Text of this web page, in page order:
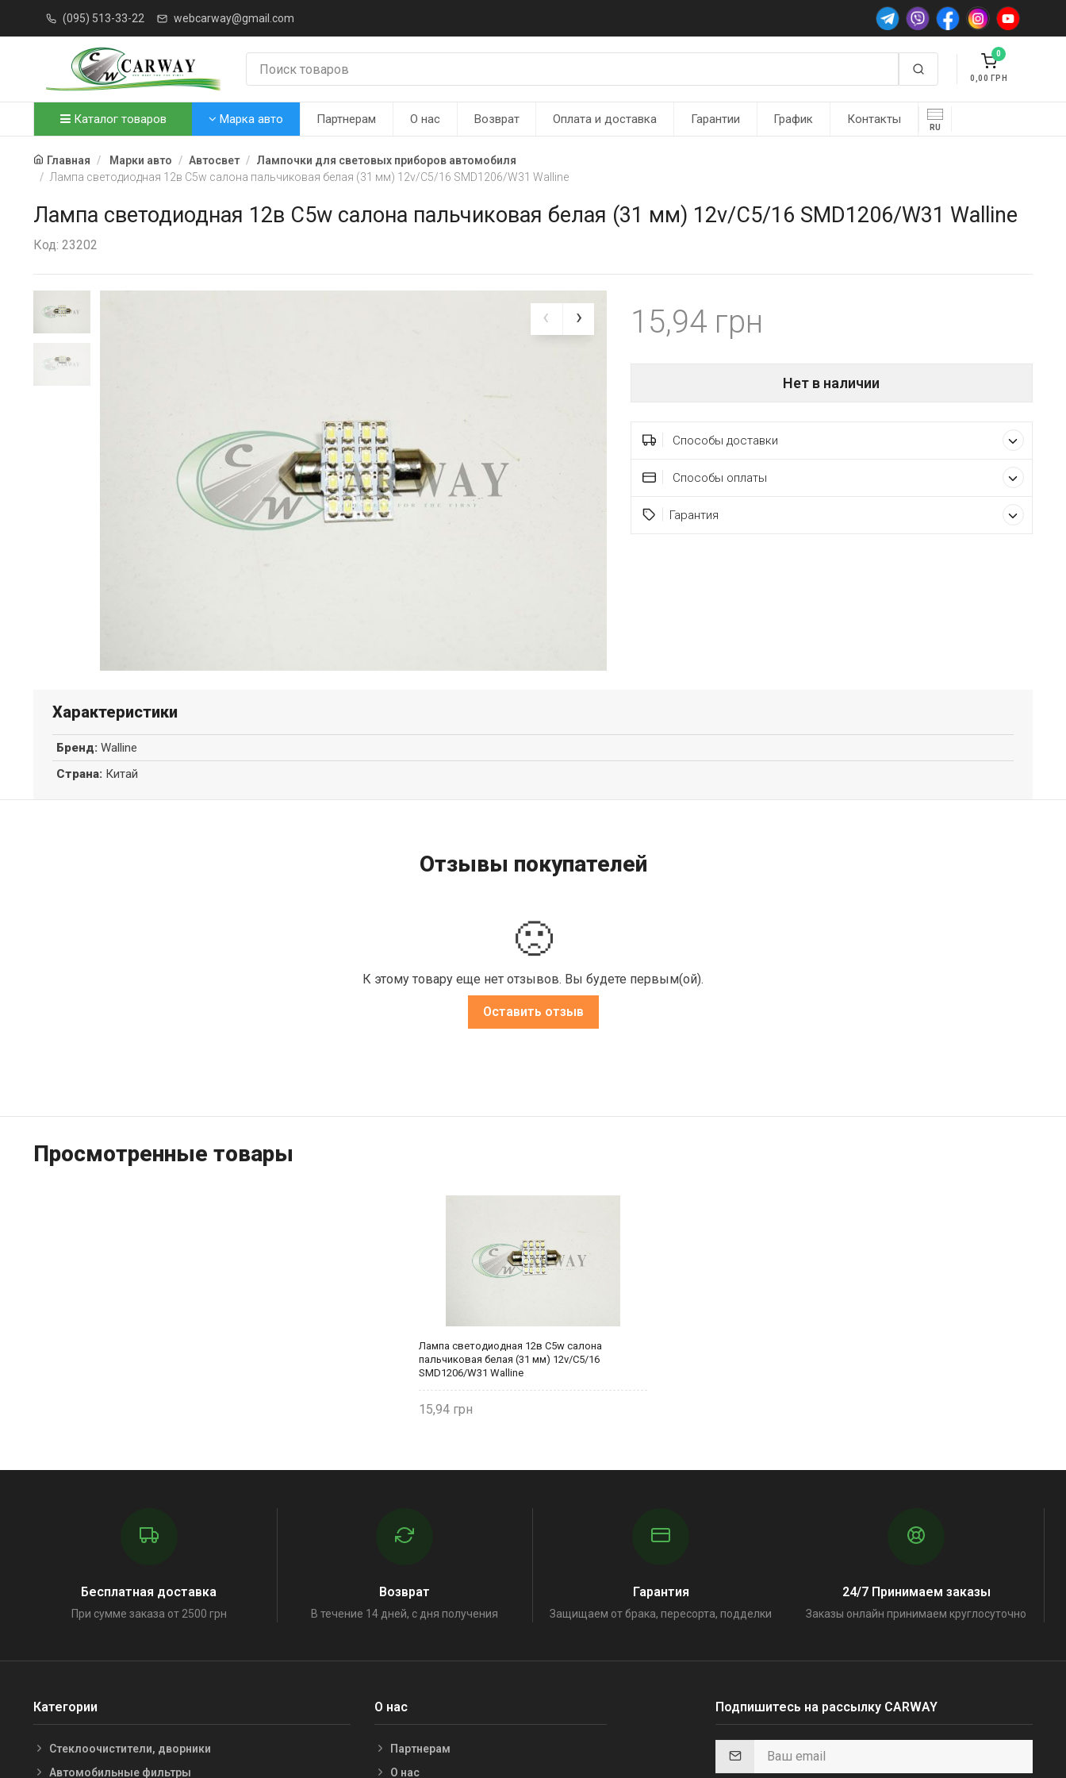
(095) 513-33-22 webcarway@gmail.com
0
0,00
Каталог товаров Марка авто Партнерам О нас Возврат Оплата и доставка Гарантии График Контакты
RU
Главная Марки авто Автосвет
Лампочки для световых приборов автомобиля
Лампа светодиодная 12в C5w салона пальчиковая белая (31 мм) 12v/C5/16 SMD1206/W31 Walline
Лампа светодиодная 12в C5w салона пальчиковая белая (31 мм) 12v/C5/16 SMD1206/W31 Walline
Код: 23202
15,94
Нет в наличии
Способы доставки
Способы оплаты
Гарантия
Характеристики
Бренд: Walline
Страна: Китай
Отзывы покупателей
🙁
К этому товару еще нет отзывов. Вы будете первым(ой).
Оставить отзыв
Просмотренные товары
Лампа светодиодная 12в C5w салона
пальчиковая белая (31 мм) 12v/C5/16
SMD1206/W31 Walline
15,94
Бесплатная доставка
При сумме заказа от 2500 грн
Возврат
В течение 14 дней, с дня получения
Гарантия
Защищаем от брака, пересорта, подделки
24/7 Принимаем заказы
Заказы онлайн принимаем круглосуточно
Категории
Стеклоочистители, дворники
Автомобильные фильтры
О нас
Партнерам
О нас
Подпишитесь на рассылку CARWAY